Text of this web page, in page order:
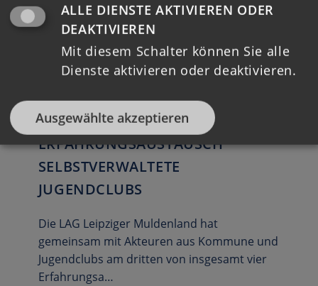
SPRECHSTUNDEN 2026
Weiterlesen ➝
10.12.2025
ERFAHRUNGSAUSTAUSCH
SELBSTVERWALTETE
JUGENDCLUBS
Die LAG Leipziger Muldenland hat
gemeinsam mit Akteuren aus Kommune und
Jugendclubs am dritten von insgesamt vier
Erfahrungsa…
ALLE DIENSTE AKTIVIEREN ODER
DEAKTIVIEREN
Mit diesem Schalter können Sie alle
Dienste aktivieren oder deaktivieren.
Ausgewählte akzeptieren